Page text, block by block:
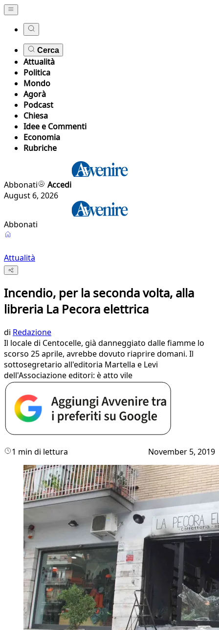
Cerca
Attualità
Politica
Mondo
Agorà
Podcast
Chiesa
Idee e Commenti
Economia
Rubriche
Abbonati
Accedi
August 6, 2026
Abbonati
Attualità
Incendio, per la seconda volta, alla
libreria La Pecora elettrica
di Redazione
Il locale di Centocelle, già danneggiato dalle fiamme lo
scorso 25 aprile, avrebbe dovuto riaprire domani. Il
sottosegretario all'editoria Martella e Levi
dell'Associazione editori: è atto vile
1 min di lettura November 5, 2019